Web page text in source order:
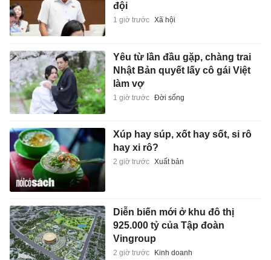
đội
1 giờ trước Xã hội
Yêu từ lần đầu gặp, chàng trai
Nhật Bản quyết lấy cô gái Việt
làm vợ
1 giờ trước Đời sống
Xúp hay súp, xốt hay sốt, si rô
hay xi rô?
2 giờ trước Xuất bản
Diễn biến mới ở khu đô thị
925.000 tỷ của Tập đoàn
Vingroup
2 giờ trước Kinh doanh